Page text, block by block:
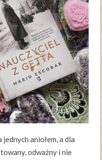
aniołem, a dla
odważny i nie